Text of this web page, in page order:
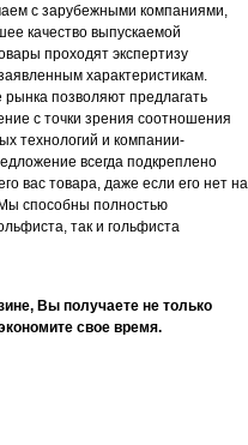
с зарубежными компаниями,
качество выпускаемой
проходят экспертизу
характеристикам.
позволяют предлагать
с точки зрения соотношения
технологий и компании-
всегда подкреплено
вас товара, даже если его нет на
способны полностью
так и гольфиста
Вы получаете не только
свое время.